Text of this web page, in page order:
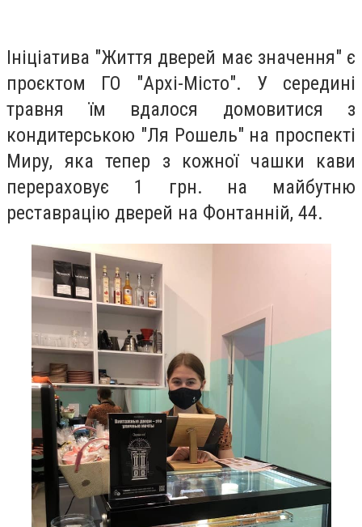
Ініціатива "Життя дверей має значення" є
проєктом ГО "Архі-Місто". У середині
травня їм вдалося домовитися з
кондитерською "Ля Рошель" на проспекті
Миру, яка тепер з кожної чашки кави
перераховує 1 грн. на майбутню
реставрацію дверей на Фонтанній, 44.